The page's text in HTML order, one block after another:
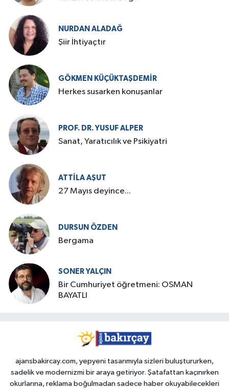
NURDAN ALADAĞ
Şiir İhtiyaçtır
GÖKMEN KÜÇÜKTAŞDEMIR
Herkes susarken konuşanlar
PROF. DR. YUSUF ALPER
Sanat, Yaratıcılık ve Psikiyatri
ATTILA AŞUT
27 Mayıs deyince...
DURSUN ÖZDEN
Bergama
SONER YALÇIN
Bir Cumhuriyet öğretmeni: OSMAN
BAYATLI
ajansbakircay.com, yepyeni tasarımıyla sizleri buluştururken,
sadelik ve modernizmi bir araya getiriyor. Şatafattan kaçınırken
okurlarına, reklama boğulmadan sadece haber okuyabilecekleri